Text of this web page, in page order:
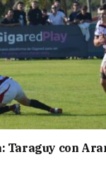
Taraguy con